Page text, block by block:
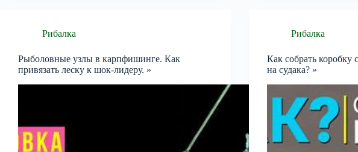
Рибалка
Рыболовные узлы в карпфишинге. Как
привязать леску к шок-лидеру. »
Рибалка
Как собрать
на судака? »